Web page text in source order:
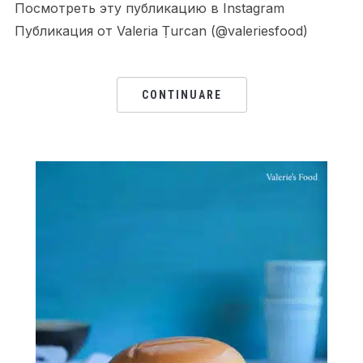
Посмотреть эту публикацию в Instagram
Публикация от Valeria Țurcan (@valeriesfood)
CONTINUARE